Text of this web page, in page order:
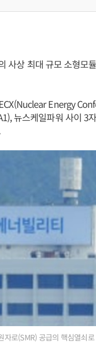
사상 최대 규모 소형모
Energy
뉴스케일파워 사이 3
로(SMR) 공급의 핵심열쇠